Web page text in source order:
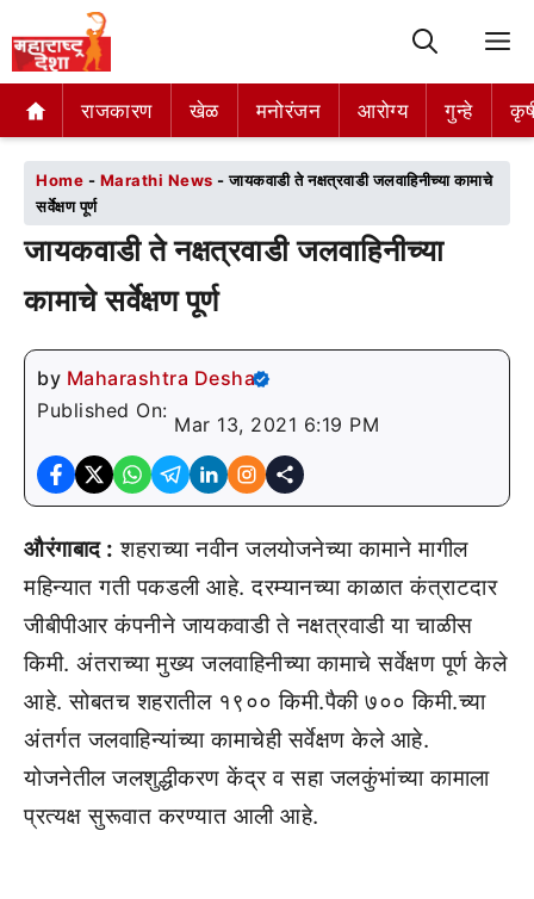
राजकारण खेळ मनोरंजन आरोग्य गुन्हे
राजकारण खेळ मनोरंजन आरोग्य गुन्हे
Home - Marathi News -जायकवाडी ते नक्षत्रवाडी जलवाहिनीच्या कामाचे
सर्वेक्षण पूर्ण
जायकवाडी ते नक्षत्रवाडी जलवाहिनीच्या
कामाचे सर्वेक्षण पूर्ण
by Maharashtra Desha
Published On:
Mar 13, 2021 6:19 PM
औरंगाबाद : शहराच्या नवीन जलयोजनेच्या कामाने मागील
महिन्यात गती पकडली आहे. दरम्यानच्या काळात कंत्राटदार
जीबीपीआर कंपनीने जायकवाडी ते नक्षत्रवाडी या चाळीस
किमी. अंतराच्या मुख्य जलवाहिनीच्या कामाचे सर्वेक्षण पूर्ण केले
आहे. सोबतच शहरातील १९०० किमी.पैकी ७०० किमी.च्या
अंतर्गत जलवाहिन्यांच्या कामाचेही सर्वेक्षण केले आहे.
योजनेतील जलशुद्धीकरण केंद्र व सहा जलकुंभांच्या कामाला
प्रत्यक्ष सुरूवात करण्यात आली आहे.